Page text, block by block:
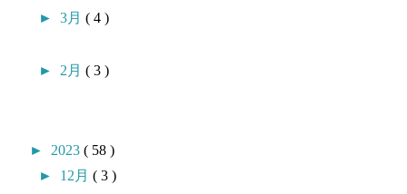
►3月( 4 )
► 2月( 3 )
► 2023( 58 )
► 12月( 3 )